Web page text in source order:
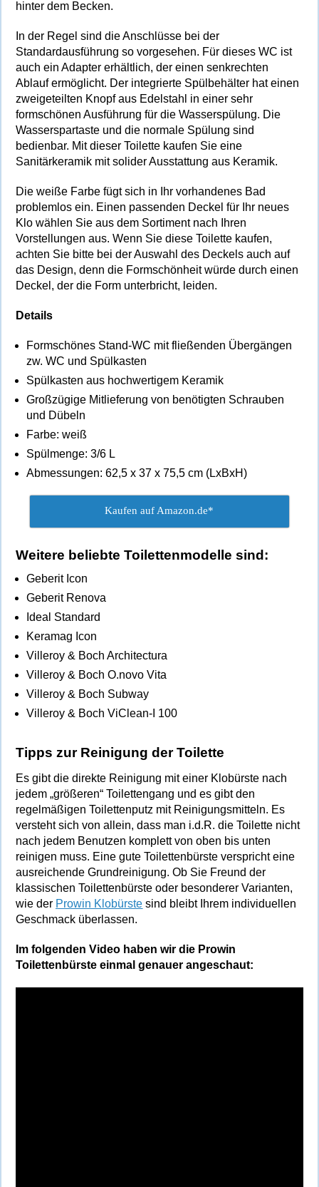
hinter dem Becken.
In der Regel sind die Anschlüsse bei der
Standardausführung so vorgesehen. Für dieses WC ist
auch ein Adapter erhältlich, der einen senkrechten
Ablauf ermöglicht. Der integrierte Spülbehälter hat einen
zweigeteilten Knopf aus Edelstahl in einer sehr
formschönen Ausführung für die Wasserspülung. Die
Wasserspartaste und die normale Spülung sind
bedienbar. Mit dieser Toilette kaufen Sie eine
Sanitärkeramik mit solider Ausstattung aus Keramik.
Die weiße Farbe fügt sich in Ihr vorhandenes Bad
problemlos ein. Einen passenden Deckel für Ihr neues
Klo wählen Sie aus dem Sortiment nach Ihren
Vorstellungen aus. Wenn Sie diese Toilette kaufen,
achten Sie bitte bei der Auswahl des Deckels auch auf
das Design, denn die Formschönheit würde durch einen
Deckel, der die Form unterbricht, leiden.
Details
Formschönes Stand-WC mit fließenden Übergängen
zw. WC und Spülkasten
Spülkasten aus hochwertigem Keramik
Großzügige Mitlieferung von benötigten Schrauben
und Dübeln
Farbe: weiß
Spülmenge: 3/6 L
Abmessungen: 62,5 x 37 x 75,5 cm (LxBxH)
Kaufen auf Amazon.de*
Weitere beliebte Toilettenmodelle sind:
Geberit Icon
Geberit Renova
Ideal Standard
Keramag Icon
Villeroy & Boch Architectura
Villeroy & Boch O.novo Vita
Villeroy & Boch Subway
Villeroy & Boch ViClean-I 100
Tipps zur Reinigung der Toilette
Es gibt die direkte Reinigung mit einer Klobürste nach
jedem „größeren“ Toilettengang und es gibt den
regelmäßigen Toilettenputz mit Reinigungsmitteln. Es
versteht sich von allein, dass man i.d.R. die Toilette nicht
nach jedem Benutzen komplett von oben bis unten
reinigen muss. Eine gute Toilettenbürste verspricht eine
ausreichende Grundreinigung. Ob Sie Freund der
klassischen Toilettenbürste oder besonderer Varianten,
wie der Prowin Klobürste sind bleibt Ihrem individuellen
Geschmack überlassen.
Im folgenden Video haben wir die Prowin
Toilettenbürste einmal genauer angeschaut: